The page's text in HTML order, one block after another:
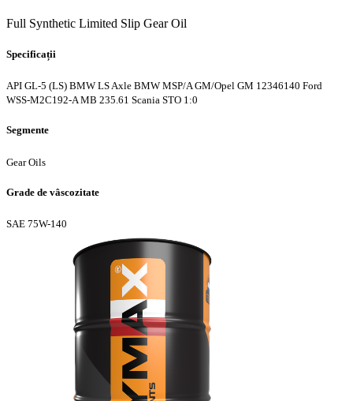
Full Synthetic Limited Slip Gear Oil
Specificații
API GL-5 (LS) BMW LS Axle BMW MSP/AGM/Opel GM 12346140 Ford
WSS-M2C192-AMB 235.61 Scania STO 1:0
Segmente
Gear Oils
Grade de vâscozitate
SAE 75W-140